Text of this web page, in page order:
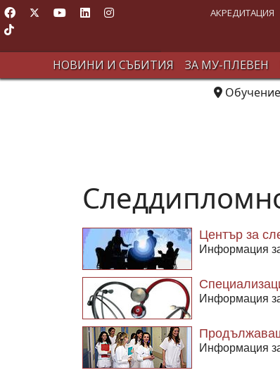
АКРЕДИТАЦИЯ
НОВИНИ И СЪБИТИЯ ЗА МУ-ПЛЕВЕН
Обучение
Център за
Информация
Информация
Информация